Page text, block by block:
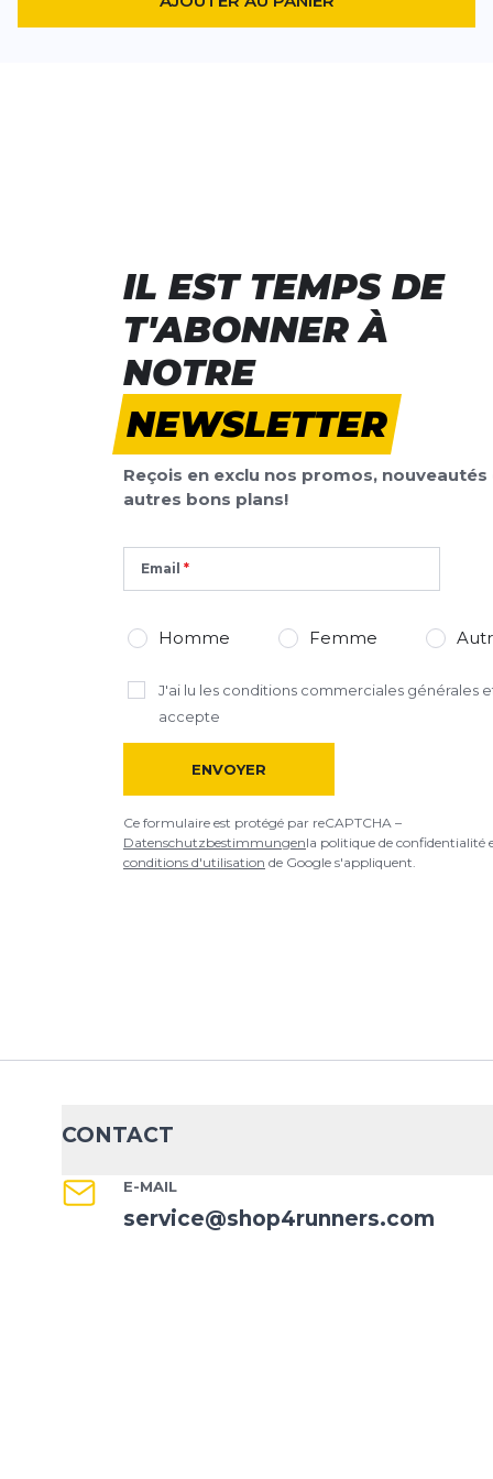
IL EST TEMPS DE
T'ABONNER À
NOTRE
NEWSLETTER
Reçois en exclu nos promos, nouveautés
autres bons plans!
Email
Homme Femme
J'ai lu les conditions commerciales générales
accepte
ENVOYER
Ce formulaire est protégé par reCAPTCHA –
Datenschutzbestimmungenla politique de confidentialité
conditions d'utilisation de Google s'appliquent.
CONTACT
E-MAIL
service@shop4runners.com